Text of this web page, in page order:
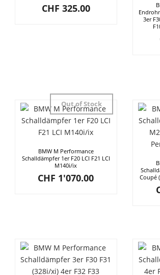
CHF 325.00
3er
BMW M Performance
Schalldämpfer 1er F20 LCI F21 LCI
M140i/ix
Out of Stock
CHF 1'070.00
Coupé